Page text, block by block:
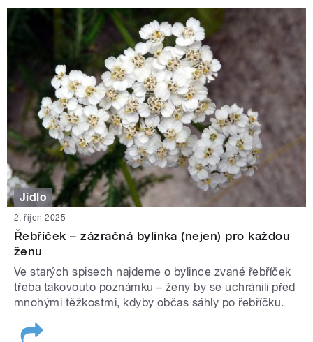
Jídlo
2. říjen 2025
Řebříček – zázračná bylinka (nejen) pro každou
ženu
Ve starých spisech najdeme o bylince zvané řebříček
třeba takovouto poznámku – ženy by se uchránili před
mnohými těžkostmi, kdyby občas sáhly po řebříčku.